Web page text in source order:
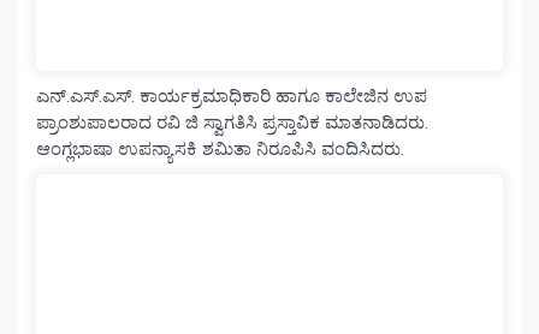
ಎನ್.ಎಸ್.ಎಸ್. ಕಾರ್ಯಕ್ರಮಾಧಿಕಾರಿ ಹಾಗೂ ಕಾಲೇಜಿನ ಉಪ
ಪ್ರಾಂಶುಪಾಲರಾದ ರವಿ ಜಿ ಸ್ವಾಗತಿಸಿ ಪ್ರಸ್ತಾವಿಕ ಮಾತನಾಡಿದರು.
ಆಂಗ್ಲಭಾಷಾ ಉಪನ್ಯಾಸಕಿ ಶಮಿತಾ ನಿರೂಪಿಸಿ ವಂದಿಸಿದರು.